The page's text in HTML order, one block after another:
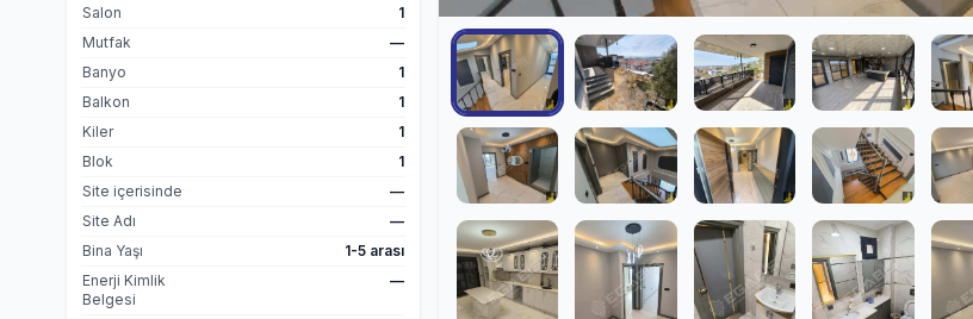
Salon
1
Mutfak
—
Banyo
1
Balkon
1
Kiler
1
Blok
1
Site içerisinde
—
Site Adı
—
Bina Yaşı
1-5 arası
Enerji Kimlik
Belgesi
—